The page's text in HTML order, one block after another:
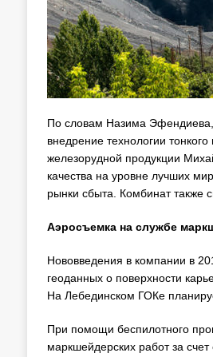
По словам Назима Эфендиева,
внедрение технологии
железорудной продукции
качества на уровне лучших
рынки сбыта. Комбинат также
Аэросъемка на службе
Нововведения в компании в
геоданных о поверхности
На Лебединском ГОКе
При помощи беспилотного
маркшейдерских работ за